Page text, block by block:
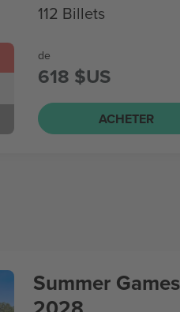
112 Billets
de
618 $US
ACHETER
Summer Games